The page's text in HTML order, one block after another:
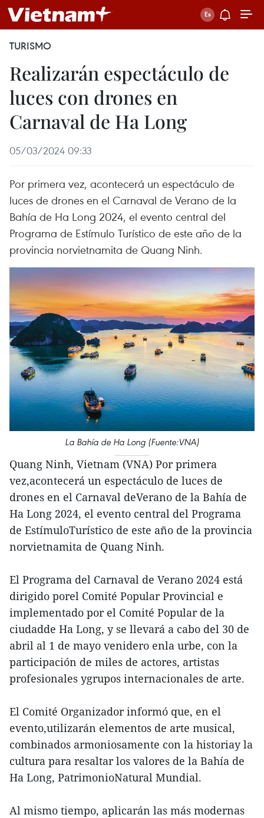
TURISMO
Realizarán espectáculo de
luces con drones en
Carnaval de Ha Long
05/03/2024 09:33
Por primera vez, acontecerá un espectáculo de
luces de drones en el Carnaval de Verano de la
Bahía de Ha Long 2024, el evento central del
Programa de Estímulo Turístico de este año de la
provincia norvietnamita de Quang Ninh.
La Bahía de Ha Long (Fuente:VNA)
Quang Ninh, Vietnam (VNA) Por primera
vez,acontecerá un espectáculo de luces de
drones en el Carnaval deVerano de la Bahía de
Ha Long 2024, el evento central del Programa
de EstímuloTurístico de este año de la provincia
norvietnamita de Quang Ninh.
El Programa del Carnaval de Verano 2024 está
dirigido porel Comité Popular Provincial e
implementado por el Comité Popular de la
ciudadde Ha Long, y se llevará a cabo del 30 de
abril al 1 de mayo venidero enla urbe, con la
participación de miles de actores, artistas
profesionales ygrupos internacionales de arte.
El Comité Organizador informó que, en el
evento,utilizarán elementos de arte musical,
combinados armoniosamente con la historiay la
cultura para resaltar los valores de la Bahía de
Ha Long, PatrimonioNatural Mundial.
Al mismo tiempo, aplicarán las más modernas